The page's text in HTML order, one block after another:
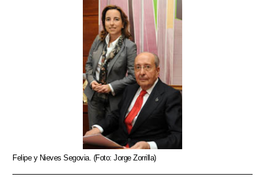
Felipe y Nieves Segovia. (Foto: Jorge Zorrilla)